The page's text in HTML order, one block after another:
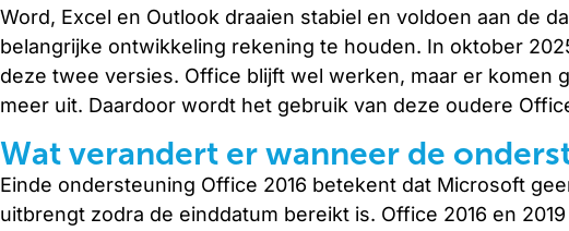
Word, Excel en Outlook draaien stabiel en voldoen aan de
belangrijke ontwikkeling rekening te houden. In oktober
deze twee versies. Office blijft wel werken, maar er
meer uit. Daardoor wordt het gebruik van deze oudere
Wat verandert er wanneer de
Einde ondersteuning Office 2016 betekent dat Microsoft
uitbrengt zodra de einddatum bereikt is. Office 2016 en